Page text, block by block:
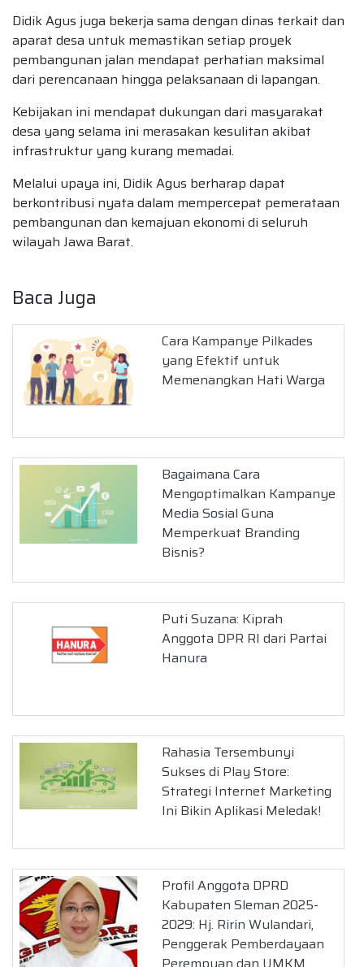
Didik Agus juga bekerja sama dengan dinas terkait dan
aparat desa untuk memastikan setiap proyek
pembangunan jalan mendapat perhatian maksimal
dari perencanaan hingga pelaksanaan di lapangan.
Kebijakan ini mendapat dukungan dari masyarakat
desa yang selama ini merasakan kesulitan akibat
infrastruktur yang kurang memadai.
Melalui upaya ini, Didik Agus berharap dapat
berkontribusi nyata dalam mempercepat pemerataan
pembangunan dan kemajuan ekonomi di seluruh
wilayah Jawa Barat.
Baca Juga
Cara Kampanye Pilkades
yang Efektif untuk
Memenangkan Hati Warga
Bagaimana Cara
Mengoptimalkan Kampanye
Media Sosial Guna
Memperkuat Branding
Bisnis?
Puti Suzana: Kiprah
Anggota DPR RI dari Partai
Hanura
Rahasia Tersembunyi
Sukses di Play Store:
Strategi Internet Marketing
Ini Bikin Aplikasi Meledak!
Profil Anggota DPRD
Kabupaten Sleman 2025-
2029: Hj. Ririn Wulandari,
Penggerak Pemberdayaan